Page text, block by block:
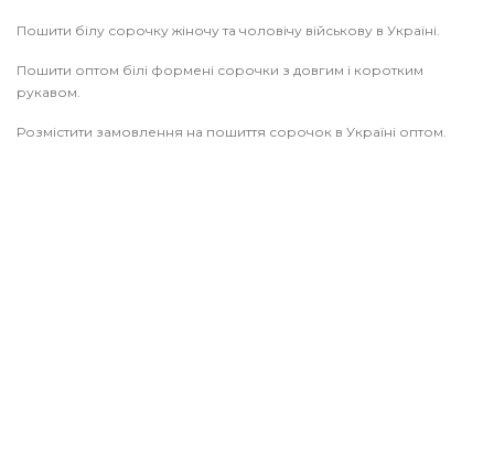
Пошити білу сорочку жіночу та чоловічу військову в Україні.
Пошити оптом білі формені сорочки з довгим і коротким
рукавом.
Розмістити замовлення на пошиття сорочок в Україні оптом.